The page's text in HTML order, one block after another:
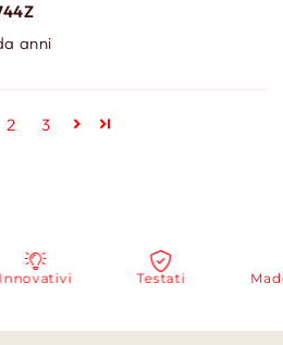
anni
2 3
Testati Made